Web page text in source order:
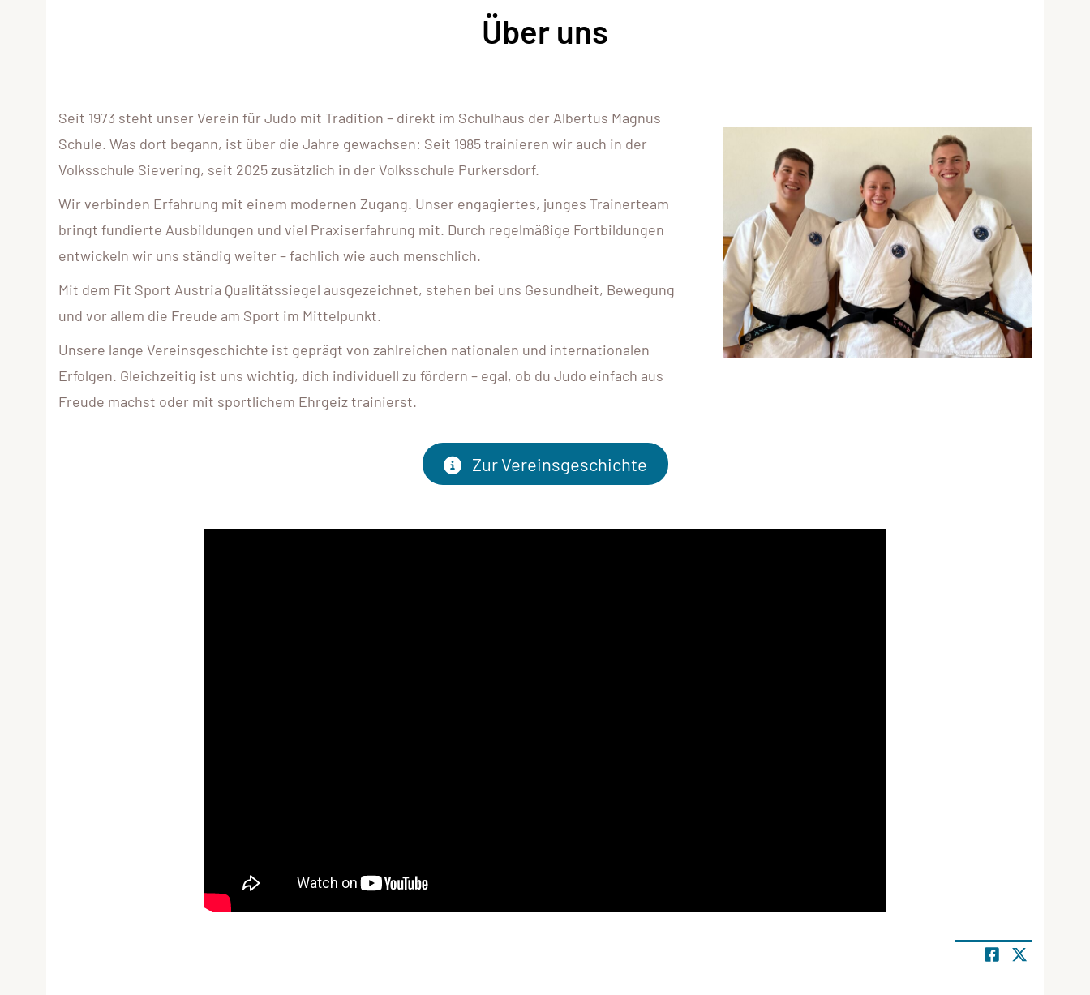
Über uns
Seit 1973 steht unser Verein für Judo mit Tradition – direkt im Schulhaus der Albertus Magnus
Schule. Was dort begann, ist über die Jahre gewachsen: Seit 1985 trainieren wir auch in der
Volksschule Sievering, seit 2025 zusätzlich in der Volksschule Purkersdorf.
Wir verbinden Erfahrung mit einem modernen Zugang. Unser engagiertes, junges Trainerteam
bringt fundierte Ausbildungen und viel Praxiserfahrung mit. Durch regelmäßige Fortbildungen
entwickeln wir uns ständig weiter – fachlich wie auch menschlich.
Mit dem Fit Sport Austria Qualitätssiegel ausgezeichnet, stehen bei uns Gesundheit, Bewegung
und vor allem die Freude am Sport im Mittelpunkt.
Unsere lange Vereinsgeschichte ist geprägt von zahlreichen nationalen und internationalen
Erfolgen. Gleichzeitig ist uns wichtig, dich individuell zu fördern – egal, ob du Judo einfach aus
Freude machst oder mit sportlichem Ehrgeiz trainierst.
Zur Vereinsgeschichte